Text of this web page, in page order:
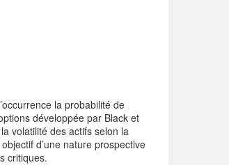
la probabilité de
développée par Black et
volatilité des actifs selon la
d’une nature prospective
critiques.